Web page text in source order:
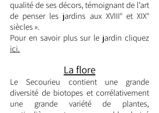
qualité de ses décors, témoignant de l’art
de penser les jardins aux XVIII° et XIX°
siècles ».
Pour en savoir plus sur le jardin cliquez
ici.
La flore
Le Secourieu contient une grande
diversité de biotopes et corrélativement
une grande variété de plantes,